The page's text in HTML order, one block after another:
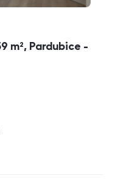
m², Pardubice -